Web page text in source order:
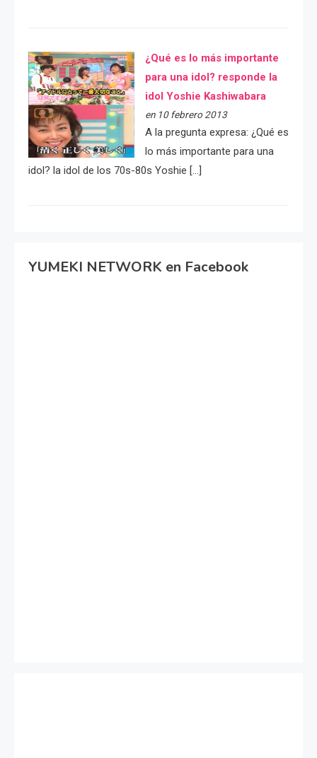
¿Qué es lo más importante
para una idol? responde la
idol Yoshie Kashiwabara
en 10 febrero 2013
A la pregunta expresa: ¿Qué es
lo más importante para una
idol? la idol de los 70s-80s Yoshie […]
YUMEKI NETWORK en Facebook